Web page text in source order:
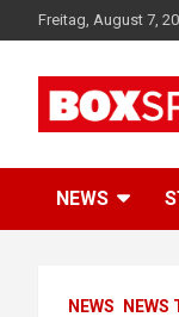
to
Freitag, August 7,
NEWS
NEWS NEWS